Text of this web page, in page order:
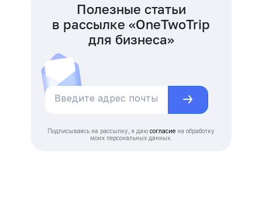
Полезные статьи
в рассылке «OneTwoTrip
для бизнеса»
Подписываясь на рассылку, я даю согласие на обработку
моих персональных данных.